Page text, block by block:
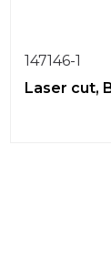
147146-1
Laser cut,